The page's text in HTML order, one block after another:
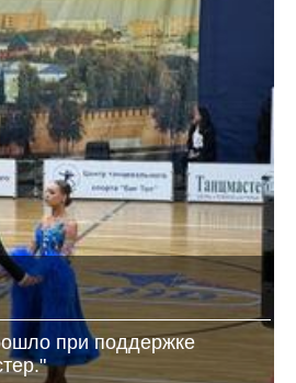
при поддержке